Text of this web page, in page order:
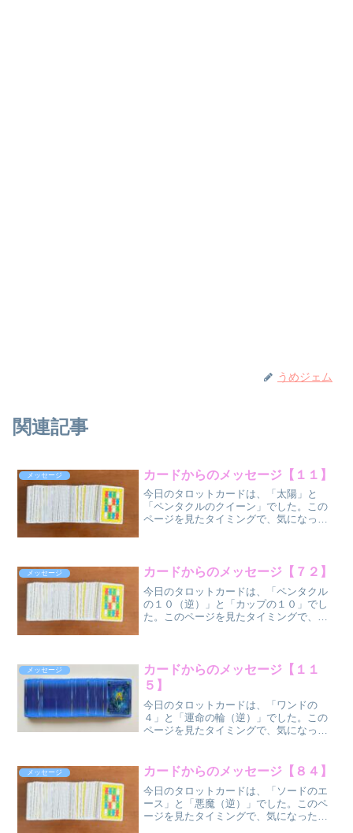
うめジェム
関連記事
メッセージ カードからのメッセージ【１１】
今日のタロットカードは、「太陽」と
「ペンタクルのクイーン」でした。この
ページを見たタイミングで、気になった
（正位
ペンタク...
メッセージ カードからのメッセージ【７２】
今日のタロットカードは、「ペンタクル
の１０（逆）」と「カップの１０」でし
た。このページを見たタイミングで、気
の１０（逆位
置） ...
メッセージ
カードからのメッセージ【１１
５】
今日のタロットカードは、「ワンドの
４」と「運命の輪（逆）」でした。この
ページを見たタイミングで、気になった
ンド〈火〉の４（正位
置）
運命の...
メッセージ カードからのメッセージ【８４】
今日のタロットカードは、「ソードのエ
ース」と「悪魔（逆）」でした。このペ
ージを見たタイミングで、気になった方